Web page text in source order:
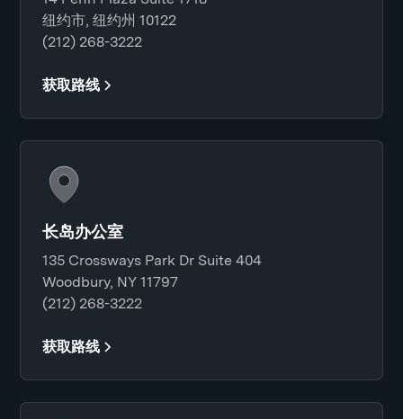
纽约市, 纽约州 10122
(212) 268-3222
获取路线
长岛办公室
135 Crossways Park Dr Suite 404
Woodbury, NY 11797
(212) 268-3222
获取路线